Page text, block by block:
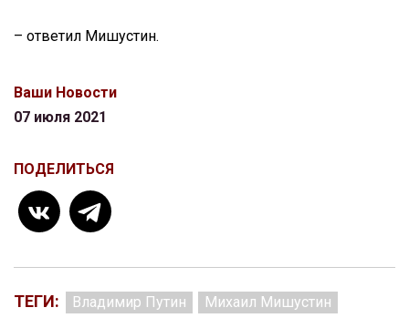
– ответил Мишустин.
Ваши Новости
07 июля 2021
ПОДЕЛИТЬСЯ
ТЕГИ: Владимир Путин
Михаил Мишустин